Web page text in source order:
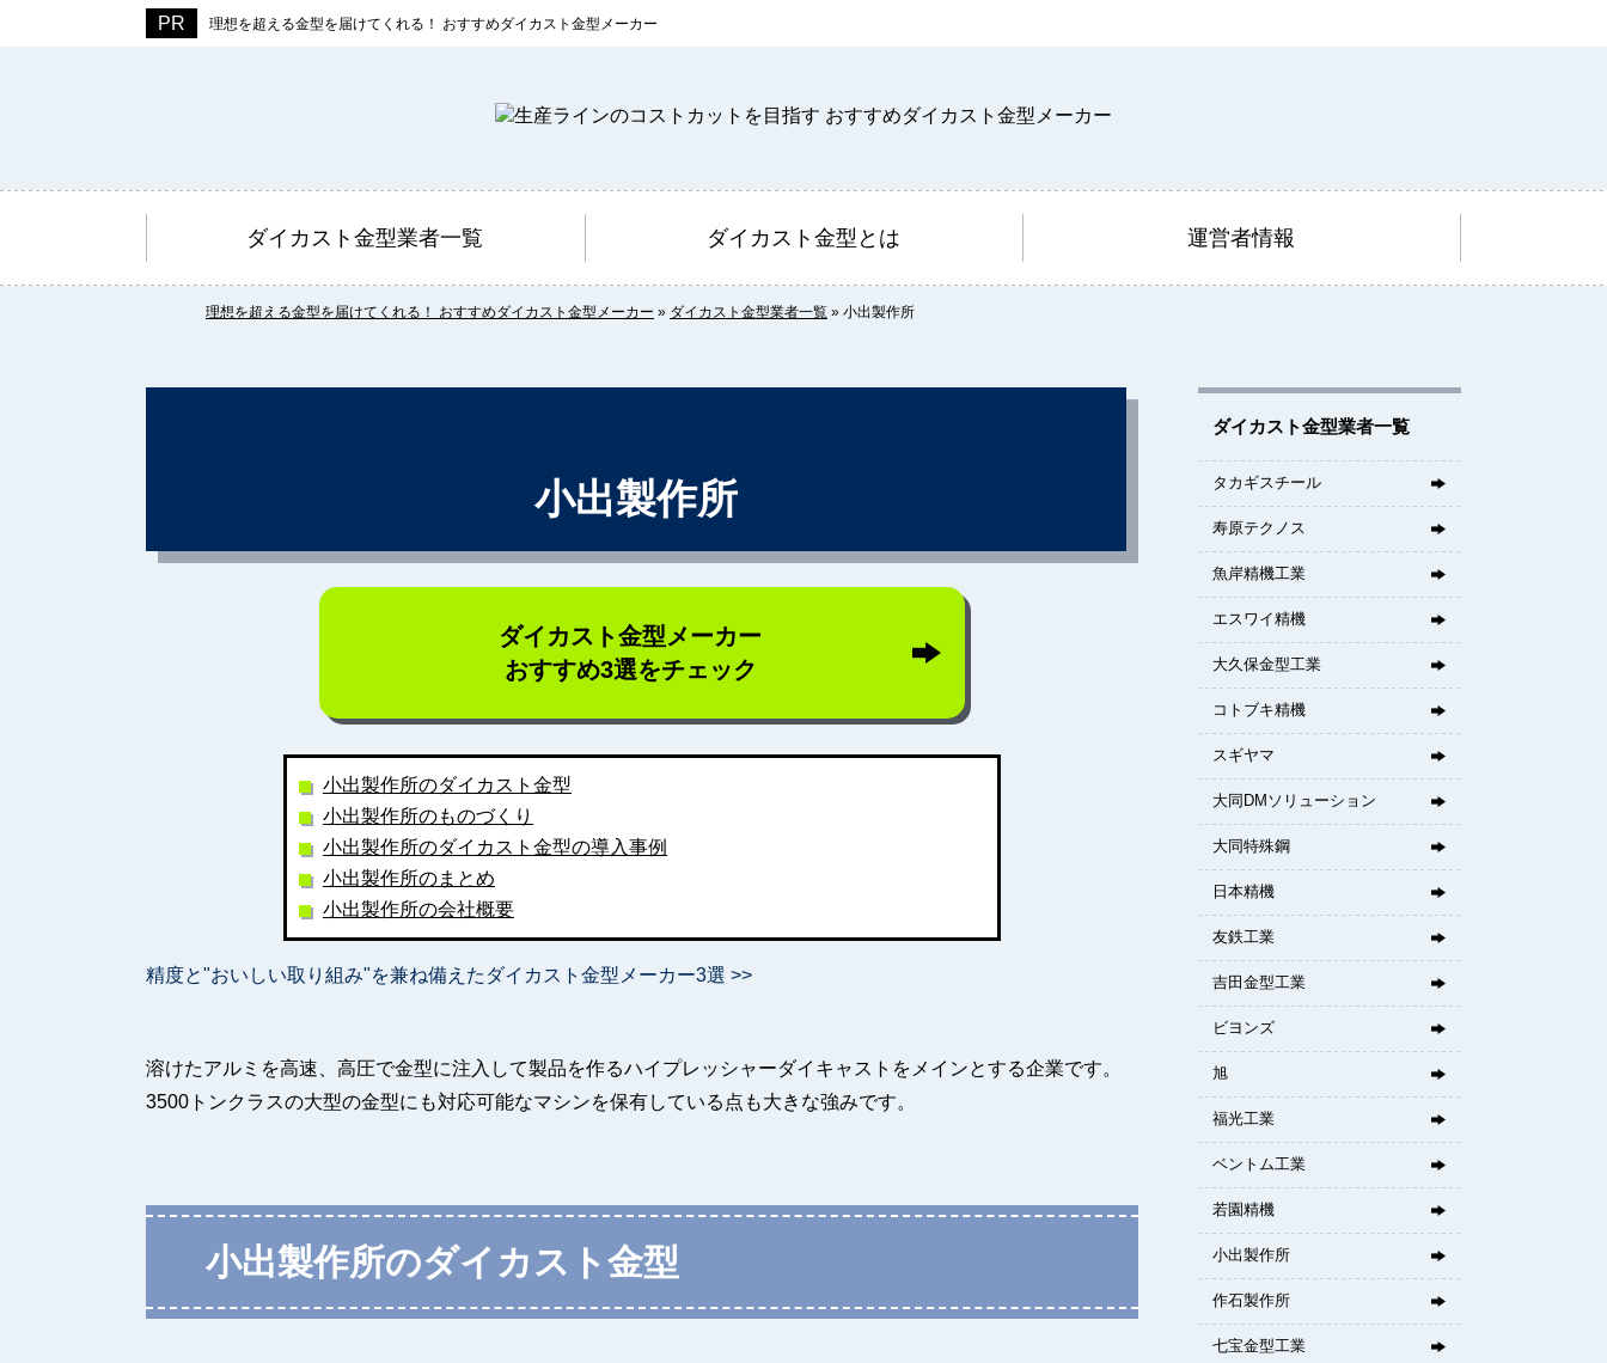
理想を超える金型を届けてくれる！ おすすめダイカスト金型メーカー
ダイカスト金型業者一覧 ダイカスト金型とは 運営者情報
理想を超える金型を届けてくれる！ おすすめダイカスト金型メーカー » ダイカスト金型業者一覧 » 小出製作所
小出製作所
ダイカスト金型メーカー
おすすめ3選をチェック
小出製作所のダイカスト金型
小出製作所のものづくり
小出製作所のダイカスト金型の導入事例
小出製作所のまとめ
小出製作所の会社概要
精度と"おいしい取り組み"を兼ね備えたダイカスト金型メーカー3選 >>
溶けたアルミを高速、高圧で金型に注入して製品を作るハイプレッシャーダイキャストをメインとする企業です。
3500トンクラスの大型の金型にも対応可能なマシンを保有している点も大きな強みです。
小出製作所のダイカスト金型
ダイカスト金型業者一覧
タカギスチール
寿原テクノス
魚岸精機工業
エスワイ精機
大久保金型工業
コトブキ精機
スギヤマ
大同DMソリューション
大同特殊鋼
日本精機
友鉄工業
吉田金型工業
ビヨンズ
旭
福光工業
ベントム工業
若園精機
小出製作所
作石製作所
七宝金型工業